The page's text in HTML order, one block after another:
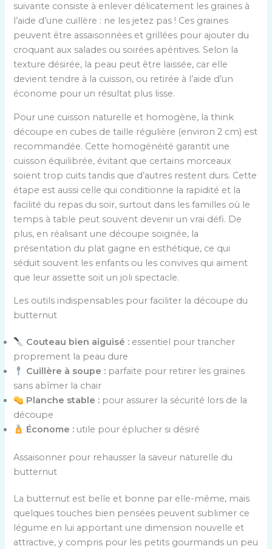
suivante consiste à enlever délicatement les graines à
l’aide d’une cuillère : ne les jetez pas ! Ces graines
peuvent être assaisonnées et grillées pour ajouter du
croquant aux salades ou soirées apéritives. Selon la
texture désirée, la peau peut être laissée, car elle
devient tendre à la cuisson, ou retirée à l’aide d’un
économe pour un résultat plus lisse.
Pour une cuisson naturelle et homogène, la think
découpe en cubes de taille régulière (environ 2 cm) est
recommandée. Cette homogénéité garantit une
cuisson équilibrée, évitant que certains morceaux
soient trop cuits tandis que d’autres restent durs. Cette
étape est aussi celle qui conditionne la rapidité et la
facilité du repas du soir, surtout dans les familles où le
temps à table peut souvent devenir un vrai défi. De
plus, en réalisant une découpe soignée, la
présentation du plat gagne en esthétique, ce qui
séduit souvent les enfants ou les convives qui aiment
que leur assiette soit un joli spectacle.
Les outils indispensables pour faciliter la découpe du
butternut
Couteau bien aiguisé : essentiel pour trancher
proprement la peau dure
Cuillère à soupe : parfaite pour retirer les graines
sans abîmer la chair
Planche stable : pour assurer la sécurité lors de la
découpe
Économe : utile pour éplucher si désiré
Assaisonner pour rehausser la saveur naturelle du
butternut
La butternut est belle et bonne par elle-même, mais
quelques touches bien pensées peuvent sublimer ce
légume en lui apportant une dimension nouvelle et
attractive, y compris pour les petits gourmands un peu